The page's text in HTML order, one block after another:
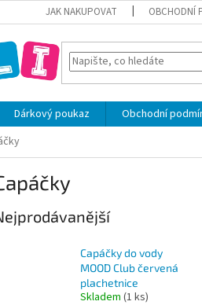
JAK NAKUPOVAT OBCHODNÍ
Dárkový poukaz Obchodní
Capáčky do vody
MOOD Club červená
plachetnice
Skladem (1 ks)